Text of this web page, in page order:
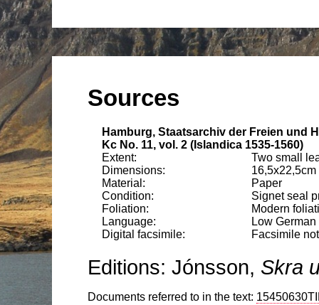
Hamburg, Staatsarchiv der Freien und
Kc No. 11, vol. 2 (Islandica 1535-1560)
Two small
16,5x22,5cm
Paper
Signet seal
Modern
Low German
Facsimile
Jónsson, Skra